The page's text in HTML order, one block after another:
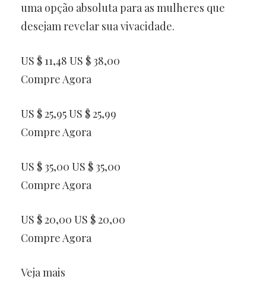
uma opção absoluta para as mulheres que
desejam revelar sua vivacidade.
US $ 11,48 US $ 38,00
Compre Agora
US $ 25,95 US $ 25,99
Compre Agora
US $ 35,00 US $ 35,00
Compre Agora
US $ 20,00 US $ 20,00
Compre Agora
Veja mais